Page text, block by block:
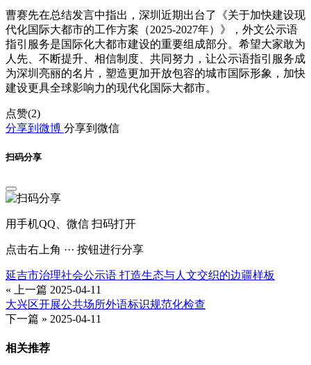
曹赛先在总结发言中指出，深圳近期出台了《关于加快建设现
代化国际大都市的工作方案（2025-2027年）》，外文公示语
指引服务是国际化大都市建设的重要组成部分。希望大家敢为
人先、不断提升、相信制度、共同努力，让公示语指引服务成
为深圳亮丽的名片，塑造更加开放包容的城市国际形象，加快
建设更具全球影响力的现代化国际大都市。
点赞(2)
分享到微博 分享到微信
扫码分享
用手机QQ、微信 扫码打开
点击右上角 ··· 按钮进行分享
延吉市治理社会公示语 打造生态与人文交织的边疆样板
« 上一篇 2025-04-11
大兴区开展公共场所外语标识规范化检查
下一篇 » 2025-04-11
相关推荐